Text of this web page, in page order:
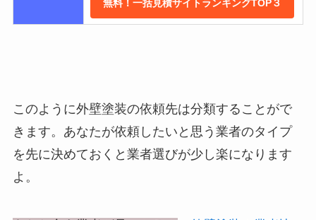
無料！一括見積サイトランキングTOP３
このように外壁塗装の依頼先は分類することがで
きます。あなたが依頼したいと思う業者のタイプ
を先に決めておくと業者選びが少し楽になります
よ。